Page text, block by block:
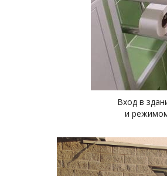
Вход в
и